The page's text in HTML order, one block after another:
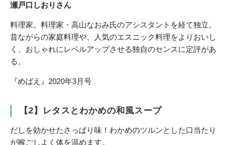
瀬戸口しおりさん
料理家。料理家・高山なおみ氏のアシスタントを経て独立。
昔ながらの家庭料理や、人気のエスニック料理をよりおいし
く、おしゃれにレベルアップさせる独自のセンスに定評があ
る。
『めばえ』2020年3月号
【2】レタスとわかめの和風スープ
だしを効かせたさっぱり味！わかめのツルンとした口当たり
が喉ごしよく体を温めます。